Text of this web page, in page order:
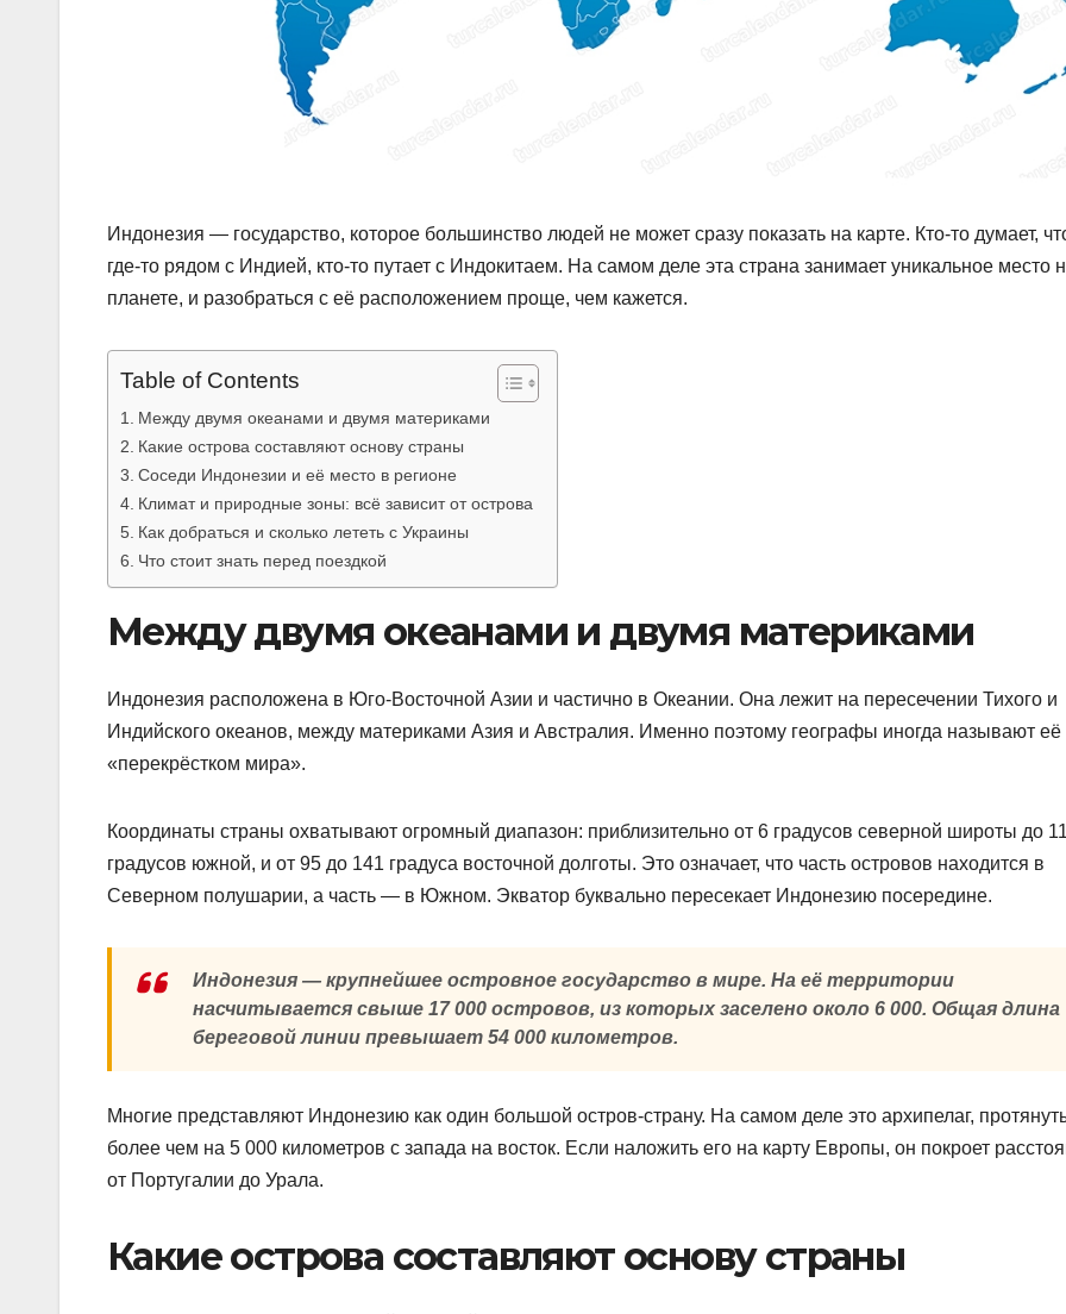
Индонезия — государство, которое большинство людей не может сразу показать на карте. Кто-то думает,
где-то рядом с Индией, кто-то путает с Индокитаем. На самом деле эта страна занимает уникальное место
планете, и разобраться с её расположением проще, чем кажется.
Table of Contents
Между двумя океанами и двумя материками
Какие острова составляют основу страны
Соседи Индонезии и её место в регионе
Климат и природные зоны: всё зависит от острова
Как добраться и сколько лететь с Украины
Что стоит знать перед поездкой
Между двумя океанами и двумя материками
Индонезия расположена в Юго-Восточной Азии и частично в Океании. Она лежит на пересечении Тихого и
Индийского океанов, между материками Азия и Австралия. Именно поэтому географы иногда называют её
«перекрёстком мира».
Координаты страны охватывают огромный диапазон: приблизительно от 6 градусов северной широты до 11
градусов южной, и от 95 до 141 градуса восточной долготы. Это означает, что часть островов находится в
Северном полушарии, а часть — в Южном. Экватор буквально пересекает Индонезию посередине.
Индонезия — крупнейшее островное государство в мире. На её территории
насчитывается свыше 17 000 островов, из которых заселено около 6 000. Общая длина
береговой линии превышает 54 000 километров.
Многие представляют Индонезию как один большой остров-страну. На самом деле это архипелаг,
более чем на 5 000 километров с запада на восток. Если наложить его на карту Европы, он покроет
от Португалии до Урала.
Какие острова составляют основу страны